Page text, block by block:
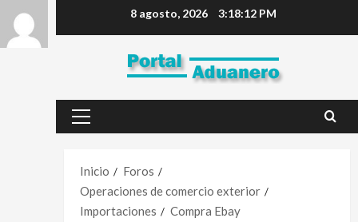
8 agosto, 2026 3:18:12 PM
Inicio
Foros
Operaciones de comercio exterior
Importaciones
Compra Ebay